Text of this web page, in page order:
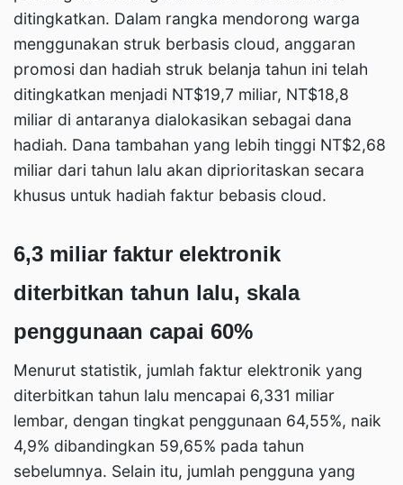
ditingkatkan. Dalam rangka mendorong warga
menggunakan struk berbasis cloud, anggaran
promosi dan hadiah struk belanja tahun ini telah
ditingkatkan menjadi NT$19,7 miliar, NT$18,8
miliar di antaranya dialokasikan sebagai dana
hadiah. Dana tambahan yang lebih tinggi NT$2,68
miliar dari tahun lalu akan diprioritaskan secara
khusus untuk hadiah faktur bebasis cloud.
6,3 miliar faktur elektronik
diterbitkan tahun lalu, skala
penggunaan capai 60%
Menurut statistik, jumlah faktur elektronik yang
diterbitkan tahun lalu mencapai 6,331 miliar
lembar, dengan tingkat penggunaan 64,55%, naik
4,9% dibandingkan 59,65% pada tahun
sebelumnya. Selain itu, jumlah pengguna yang